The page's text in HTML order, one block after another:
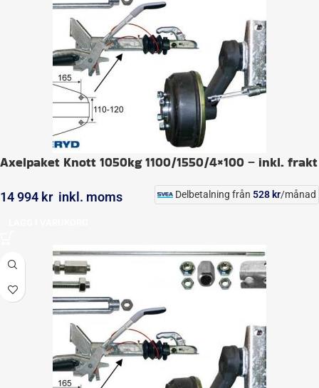
Axelpaket Knott 1050kg 1100/1550/4×100 – inkl. frakt
14 994 kr inkl. moms Delbetalning från 528 kr/månad